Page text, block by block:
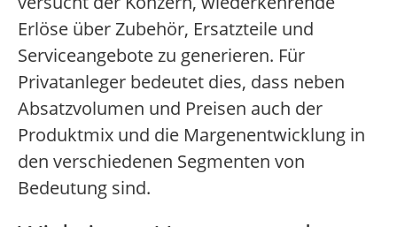
Erlöse über Zubehör, Ersatzteile und
Serviceangebote zu generieren. Für
Privatanleger bedeutet dies, dass neben
Absatzvolumen und Preisen auch der
Produktmix und die Margenentwicklung in
den verschiedenen Segmenten von
Bedeutung sind.